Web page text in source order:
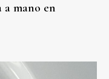
mano en